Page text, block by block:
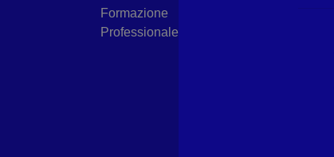
Formazione
Professionale